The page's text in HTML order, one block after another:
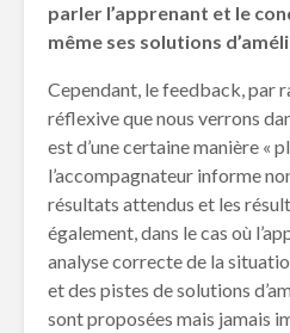
parler l’apprenant et le
même ses solutions
Cependant, le feedback, par
réflexive que nous verrons
est d’une certaine manière «
l’accompagnateur informe
résultats attendus et les
également, dans le cas où
analyse correcte de la
et des pistes de solutions
sont proposées mais jamais